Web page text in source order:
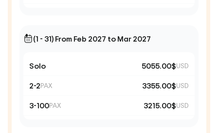
(1 - 31) From Feb 2027 to Mar 2027
Solo 5055.00$USD
2-2PAX 3355.00$USD
3-100PAX 3215.00$USD